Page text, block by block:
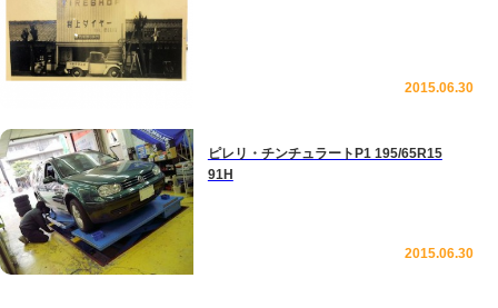
2015.06.30
ピレリ・チンチュラートP1 195/65R15
91H
2015.06.30